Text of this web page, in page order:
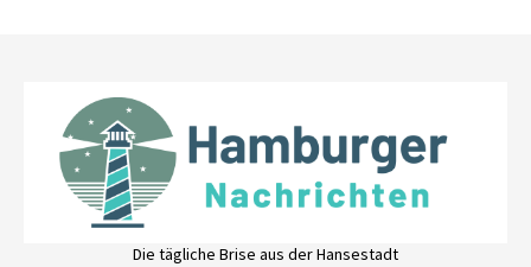
Die tägliche Brise aus der Hansestadt